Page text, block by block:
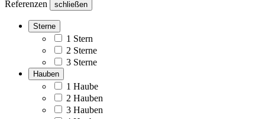
Referenzen schließen
Sterne
1 Stern
2 Sterne
3 Sterne
Hauben
1 Haube
2 Hauben
3 Hauben